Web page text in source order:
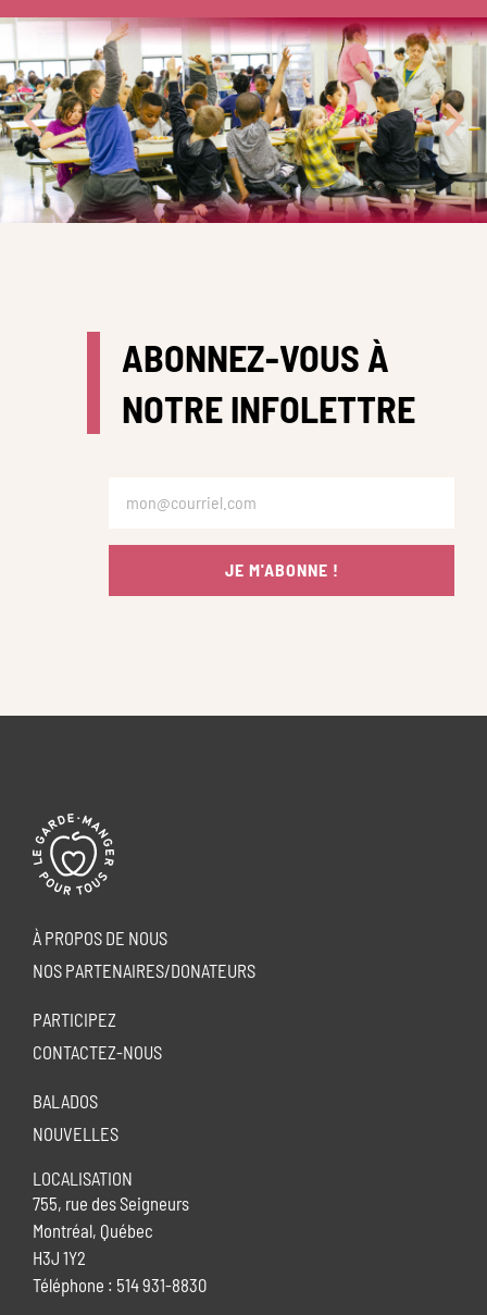
ABONNEZ-VOUS À
NOTRE INFOLETTRE
JE M'ABONNE !
À PROPOS DE NOUS
NOS PARTENAIRES/DONATEURS
PARTICIPEZ
CONTACTEZ-NOUS
BALADOS
NOUVELLES
LOCALISATION
755, rue des Seigneurs
Montréal, Québec
H3J 1Y2
Téléphone : 514 931-8830